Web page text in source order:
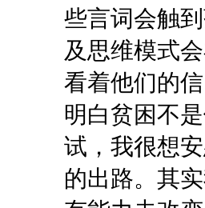
些言词会触
及思维模式
看着他们的
明白贫困不
试，我很想
的出路。其